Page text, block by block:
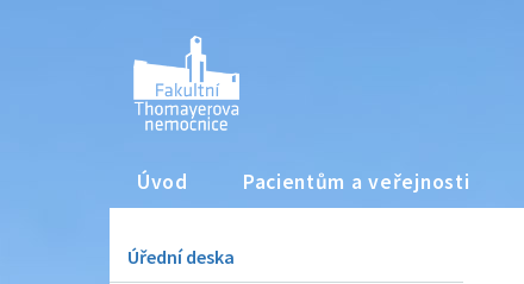
Úvod Pacientům a veřejnosti
Úřední deska